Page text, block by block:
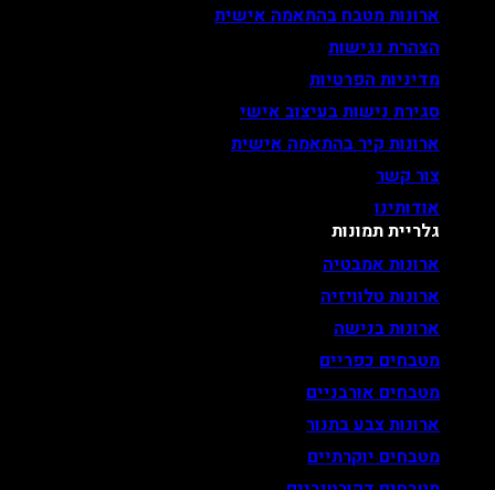
ארונות מטבח בהתאמה אישית
הצהרת נגישות
מדיניות הפרטיות
סגירת נישות בעיצוב אישי
ארונות קיר בהתאמה אישית
צור קשר
אודותינו
גלריית תמונות
ארונות אמבטיה
ארונות טלוויזיה
ארונות בנישה
מטבחים כפריים
מטבחים אורבניים
ארונות צבע בתנור
מטבחים יוקרתיים